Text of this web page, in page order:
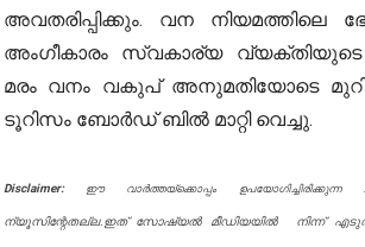
അവതരിപ്പിക്കും. വന നിയമത്തിലെ
അംഗീകാരം സ്വകാര്യ വ്യക്തിയുടെ
മരം വനം വകുപ് അനുമതിയോടെ
ടൂറിസം ബോർഡ് ബിൽ മാറ്റി വെച്ചു.
Disclaimer: ഈ വാർത്തയ്ക്കൊപ്പം ഉപയോഗിച്ചിരിക്കുന്ന
ന്യൂസിന്റേതല്ല.ഇത് സോഷ്യൽ മീഡിയയിൽ നിന്ന്